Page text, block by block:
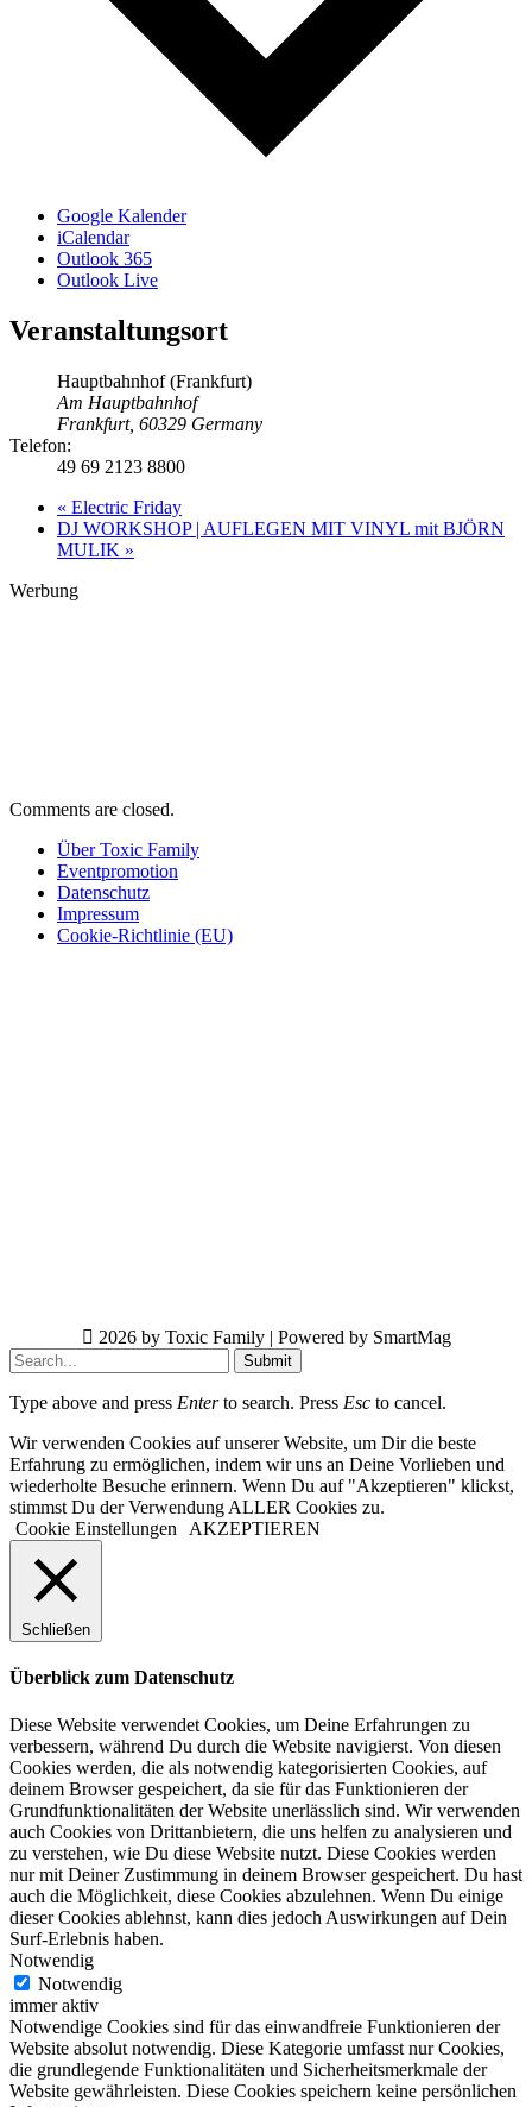
Google Kalender
iCalendar
Outlook 365
Outlook Live
Veranstaltungsort
Hauptbahnhof (Frankfurt)
Am Hauptbahnhof
Frankfurt, 60329 Germany
Telefon:
49 69 2123 8800
« Electric Friday
DJ WORKSHOP | AUFLEGEN MIT VINYL mit BJÖRN
MULIK »
Werbung
Comments are closed.
Über Toxic Family
Eventpromotion
Datenschutz
Impressum
Cookie-Richtlinie (EU)
2026 by Toxic Family | Powered by SmartMag
Submit
Type above and press Enterto search. Press Esc to cancel.
Wir verwenden Cookies auf unserer Website, um Dir die beste
Erfahrung zu ermöglichen, indem wir uns an Deine Vorlieben und
wiederholte Besuche erinnern. Wenn Du auf "Akzeptieren" klickst,
stimmst Du der Verwendung ALLER Cookies zu.
Cookie Einstellungen
AKZEPTIEREN
Schließen
Überblick zum Datenschutz
Diese Website verwendet Cookies, um Deine Erfahrungen zu
verbessern, während Du durch die Website navigierst. Von diesen
Cookies werden, die als notwendig kategorisierten Cookies, auf
deinem Browser gespeichert, da sie für das Funktionieren der
Grundfunktionalitäten der Website unerlässlich sind. Wir verwenden
auch Cookies von Drittanbietern, die uns helfen zu analysieren und
zu verstehen, wie Du diese Website nutzt. Diese Cookies werden
nur mit Deiner Zustimmung in deinem Browser gespeichert. Du hast
auch die Möglichkeit, diese Cookies abzulehnen. Wenn Du einige
dieser Cookies ablehnst, kann dies jedoch Auswirkungen auf Dein
Surf-Erlebnis haben.
Notwendig
Notwendig
immer aktiv
Notwendige Cookies sind für das einwandfreie Funktionieren der
Website absolut notwendig. Diese Kategorie umfasst nur Cookies,
die grundlegende Funktionalitäten und Sicherheitsmerkmale der
Website gewährleisten. Diese Cookies speichern keine persönlichen